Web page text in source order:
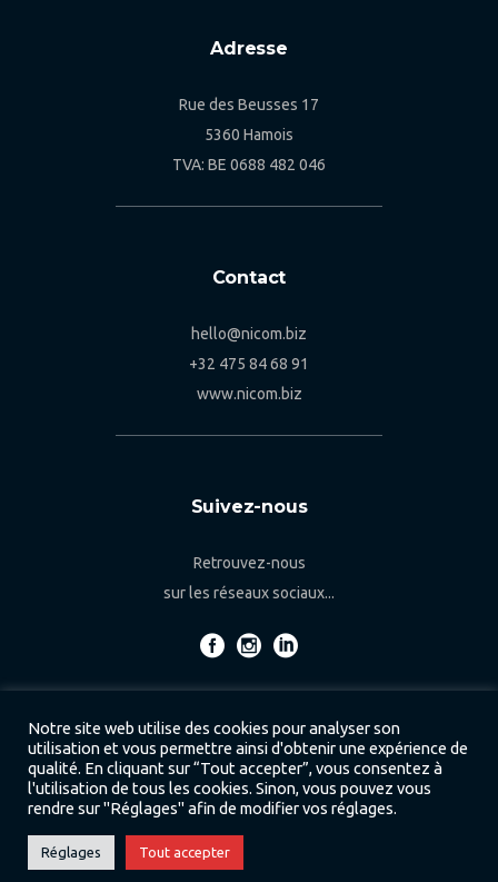
Adresse
Rue des Beusses 17
5360 Hamois
TVA: BE 0688 482 046
Contact
hello@nicom.biz
+32 475 84 68 91
www.nicom.biz
Suivez-nous
Retrouvez-nous
sur les réseaux sociaux...
Copyright 2022 © Nicom / Tous droits réservés. /
Notre site web utilise des cookies pour analyser son
utilisation et vous permettre ainsi d'obtenir une expérience de
qualité. En cliquant sur “Tout accepter”, vous consentez à
l'utilisation de tous les cookies. Sinon, vous pouvez vous
rendre sur "Réglages" afin de modifier vos réglages.
Réglages Tout accepter